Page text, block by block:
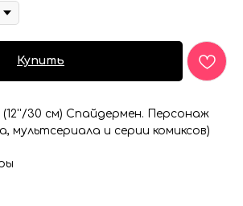
Купить
30 см) Спайдермен. Персонаж
мультсериала и серии комиксов)